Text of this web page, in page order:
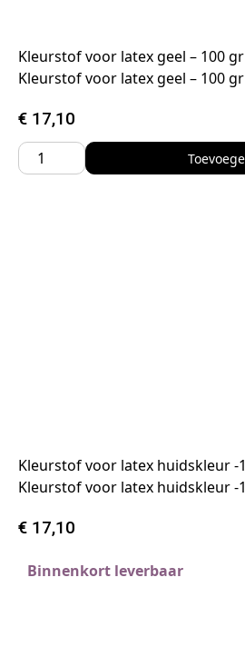
Kleurstof voor latex geel – 100 gr
Kleurstof voor latex geel – 100
€ 17,10
Kleurstof voor latex huidskleur -
Kleurstof voor latex huidskleur -
€ 17,10
Binnenkort leverbaar